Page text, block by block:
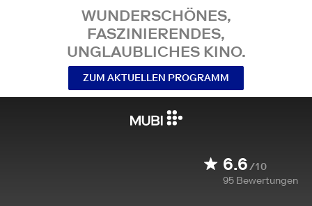
WUNDERSCHÖNES,
FASZINIERENDES,
UNGLAUBLICHES KINO.
ZUM AKTUELLEN PROGRAMM
6.6/10
95 Bewertungen